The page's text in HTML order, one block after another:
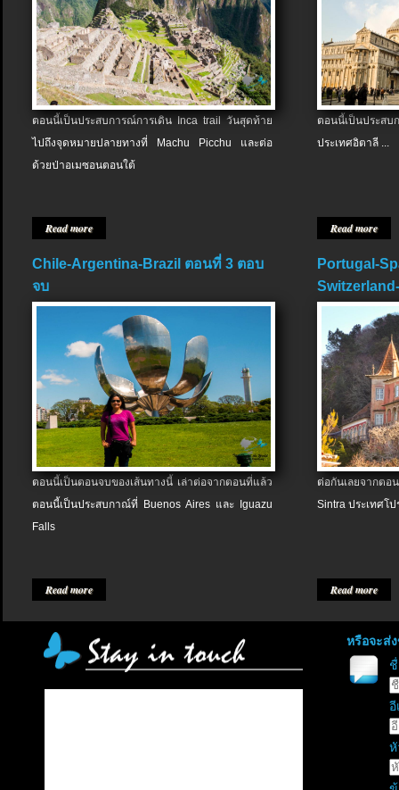
ตอนนี้เป็นประสบการณ์การเดิน Inca trail วันสุดท้าย
ไปถึงจุดหมายปลายทางที่ Machu Picchu และต่อ
ด้วยป่าอเมซอนตอนใต้
Read more
ตอนนี้เป็นประส
ประเทศอิตาลี ...
Read more
Chile-Argentina-Brazil ตอนที่ 3 ตอบ
จบ
ตอนนี้เป็นตอนจบของเส้นทางนี้ เล่าต่อจากตอนที่แล้ว
ตอนนี้เป็นประสบกาณ์ที่ Buenos Aires และ Iguazu
Falls
Read more
Portugal-
ต่อกันเลยจากต
Sintra ประเทศโป
Read more
หรือจะส่
อี
หั